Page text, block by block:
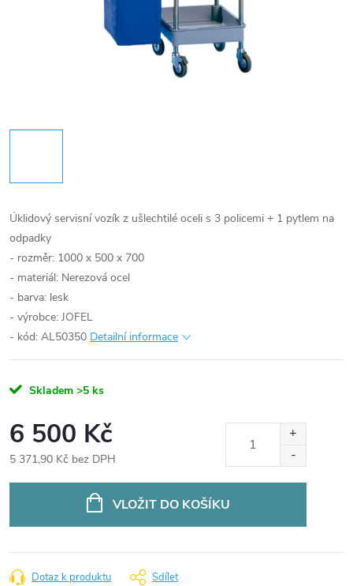
Úklidový servisní vozík z ušlechtilé oceli s 3 policemi + 1 pytlem na
odpadky
- rozměr: 1000 x 500 x 700
- materiál: Nerezová ocel
- barva: lesk
- výrobce: JOFEL
- kód: AL50350 Detailní informace
Skladem >5 ks
6 500 Kč
5 371,90 Kč bez DPH
VLOŽIT DO KOŠÍKU
Dotaz k produktu Sdílet